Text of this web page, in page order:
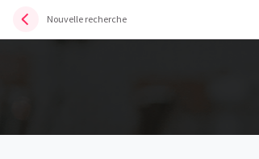
Nouvelle recherche